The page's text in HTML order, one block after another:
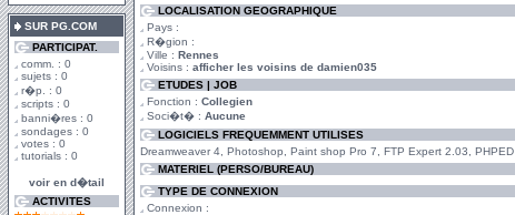
SUR PG.COM
PARTICIPAT.
comm. : 0
sujets : 0
r�p. : 0
scripts : 0
banni�res : 0
sondages : 0
votes : 0
tutorials : 0
voir en d�tail
ACTIVITES
LOCALISATION GEOGRAPHIQUE
Pays :
R�gion :
Ville : Rennes
Voisins : afficher les voisins de damien035
ETUDES | JOB
Fonction : Collegien
Soci�t� : Aucune
LOGICIELS FREQUEMMENT UTILISES
Dreamweaver 4, Photoshop, Paint shop Pro 7, FTP Expert 2.03, PHPED
MATERIEL (PERSO/BUREAU)
TYPE DE CONNEXION
Connexion :